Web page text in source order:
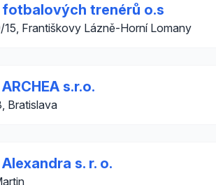
fotbalových trenérů o.s
15, Františkovy Lázně-Horní Lomany
s.r.o.
Bratislava
s. r. o.